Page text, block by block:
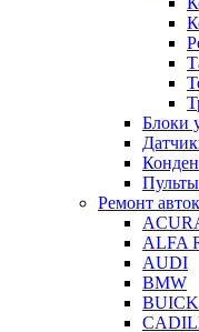
Блоки
Пульты
Ремонт
ALFA
AUDI
BMW
BUICK